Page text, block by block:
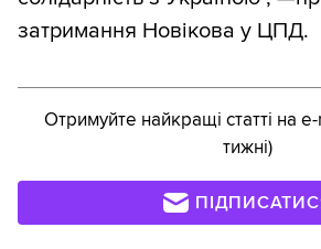
затримання Новікова у ЦПД.
Отримуйте найкращі статті на
тижні)